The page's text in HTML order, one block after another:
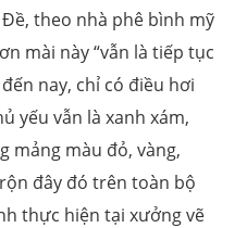
theo nhà phê bình mỹ
mài này “vẫn là tiếp tục
nay, chỉ có điều hơi
yếu vẫn là xanh xám,
mảng màu đỏ, vàng,
đây đó trên toàn bộ
thực hiện tại xưởng vẽ